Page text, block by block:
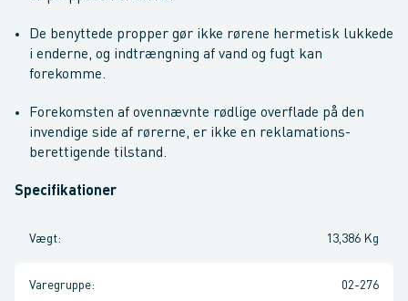
De benyttede propper gør ikke rørene hermetisk lukkede
i enderne, og indtrængning af vand og fugt kan
forekomme.
Forekomsten af ovennævnte rødlige overflade på den
invendige side af rørerne, er ikke en reklamations-
berettigende tilstand.
Specifikationer
Vægt: 13,386 Kg
Varegruppe: 02-276